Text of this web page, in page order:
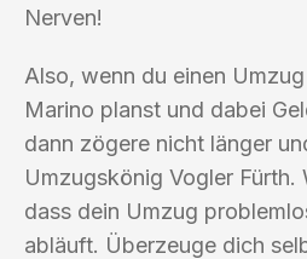
Nerven!
Also, wenn du einen
Marino planst und dabei
dann zögere nicht länger
Umzugskönig Vogler Fürth.
dass dein Umzug
abläuft. Überzeuge dich